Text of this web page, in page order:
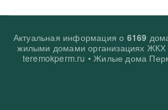
Актуальная информация о 6169
жилыми домами организациях
teremokperm.ru • Жилые дома